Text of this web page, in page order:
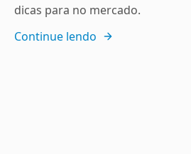
dicas para no mercado.
Continue lendo